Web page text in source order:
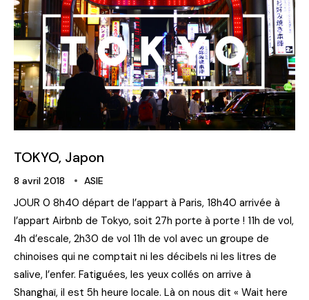
TOKYO, Japon
8 avril 2018 ASIE
JOUR 0 8h40 départ de l’appart à Paris, 18h40 arrivée à
l’appart Airbnb de Tokyo, soit 27h porte à porte ! 11h de vol,
4h d’escale, 2h30 de vol 11h de vol avec un groupe de
chinoises qui ne comptait ni les décibels ni les litres de
salive, l’enfer. Fatiguées, les yeux collés on arrive à
Shanghaï, il est 5h heure locale. Là on nous dit « Wait here